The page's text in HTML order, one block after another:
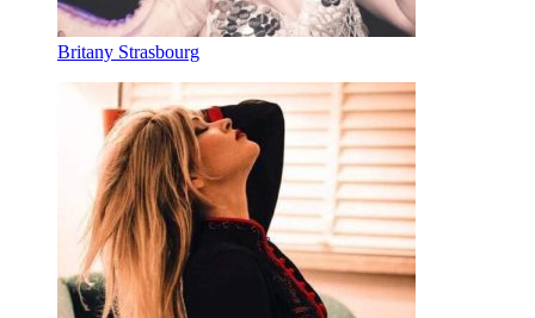
Britany Strasbourg